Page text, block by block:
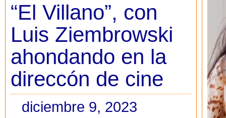
“El Villano”, con
Luis Ziembrowski
ahondando en la
direccón de cine
diciembre 9, 2023